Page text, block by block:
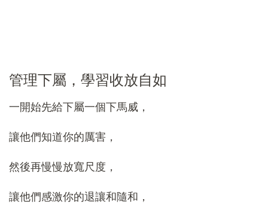
管理下屬，學習收放自如
一開始先給下屬一個下馬威，
讓他們知道你的厲害，
然後再慢慢放寬尺度，
讓他們感激你的退讓和隨和，